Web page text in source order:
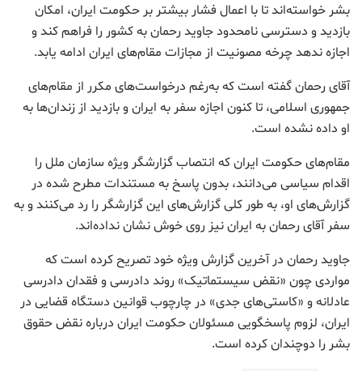
بشر خواسته‌اند تا با اعمال فشار بیشتر بر حکومت ایران، امکان
بازدید و دسترسی نامحدود جاوید رحمان به کشور را فراهم کند و
اجازه ندهد چرخه مصونیت از مجازات مقام‌های ایران ادامه یابد.
آقای رحمان گفته است که به‌رغم درخواست‌های مکرر از مقام‌های
جمهوری اسلامی، تا کنون اجازه سفر به ایران و بازدید از زندان‌ها به
او داده نشده است.
مقام‌های حکومت ایران که انتصاب گزارشگر ویژه سازمان ملل را
اقدام سیاسی می‌دانند، بدون پاسخ به مستندات مطرح شده در
گزارش‌های او، به طور کلی گزارش‌های این گزارشگر‌ را رد می‌کنند و به
سفر آقای رحمان به ایران نیز روی خوش نشان نداده‌اند.
جاوید رحمان در آخرین گزارش ویژه خود تصریح کرده است که
مواردی چون «نقض سیستماتیک» روند دادرسی و فقدان دادرسی
عادلانه و «کاستی‌های جدی» در چارچوب قوانین دستگاه قضایی در
ایران، لزوم پاسخگویی مسئولان حکومت ایران درباره نقض حقوق
بشر را دوچندان کرده است.